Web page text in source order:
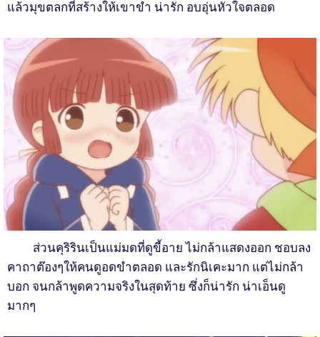
แล้วมุขตลกที่สร้างให้เขาขำ น่ารัก อบอุ่นหัวใจตลอด
ส่วนคุริรินเป็นแม่มดที่ดูขี้อาย ไม่กล้าแสดงออก ชอบลง
คาถาต๊องๆให้คนดูอดขำตลอด และรักนิเคะมาก แต่ไม่กล้า
บอก จนกล้าพูดความจริงในสุดท้าย ซึ่งก็น่ารัก น่าเอ็นดู
มากๆ